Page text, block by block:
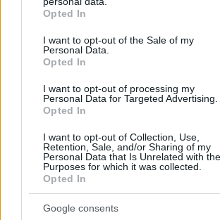
grant or deny consent to Google and its
use your data for below specified purposes
consent section.
Opted In
I want to opt-out of the Sale of my
Personal Data.
Opted In
I want to opt-out of processing my
Personal Data for Targeted Advertising.
Opted In
I want to opt-out of Collection, Use,
Retention, Sale, and/or Sharing of my
Personal Data that Is Unrelated with the
Purposes for which it was collected.
Opted In
Google consents
σε εξέλιξη τρία ακόμη έργα σε
στη χώρα μας έχει οριστεί ο
επιχειρηματίας Χαμπίμπ Ακτάς.